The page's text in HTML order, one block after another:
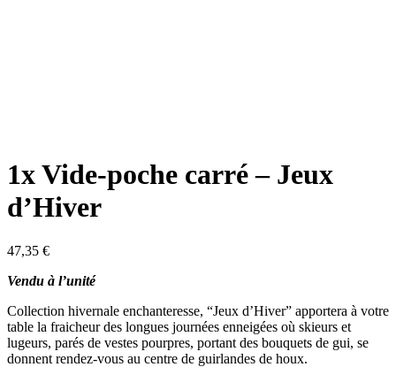
1x Vide-poche carré – Jeux
d’Hiver
47,35 €
Vendu à l’unité
Collection hivernale enchanteresse, “Jeux d’Hiver” apportera à votre
table la fraicheur des longues journées enneigées où skieurs et
lugeurs, parés de vestes pourpres, portant des bouquets de gui, se
donnent rendez-vous au centre de guirlandes de houx.